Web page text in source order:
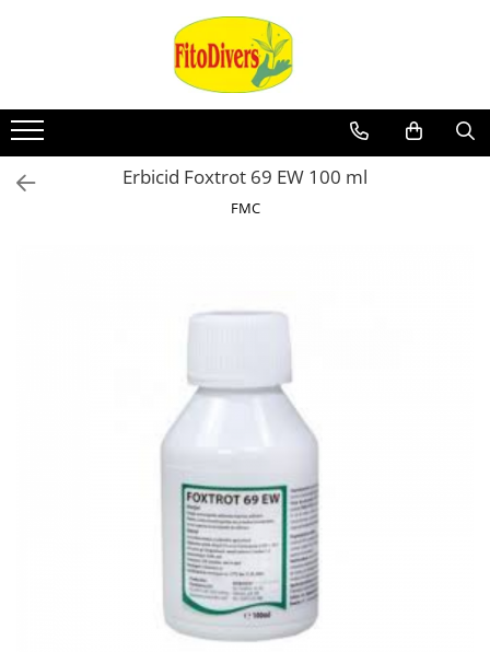
Erbicid Foxtrot 69 EW 100 ml
FMC